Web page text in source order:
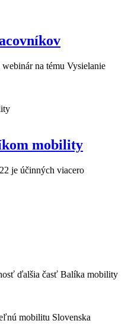
na tému Vysielanie
mobility
je účinných viacero
ďalšia časť Balíka mobility